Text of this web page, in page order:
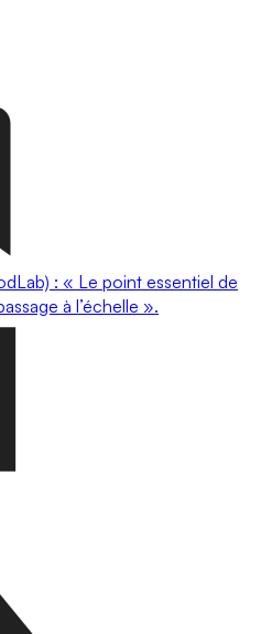
: « Le point essentiel de
à l’échelle ».